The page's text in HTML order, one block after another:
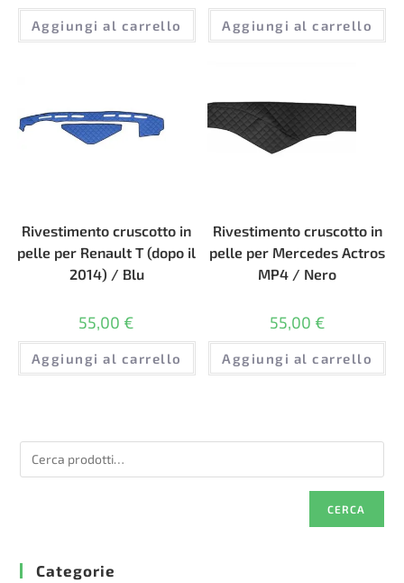
Aggiungi al carrello Aggiungi al carrello
Rivestimento cruscotto in
pelle per Renault T (dopo il
2014) / Blu
55,00 €
Aggiungi al carrello
Rivestimento cruscotto in
pelle per Mercedes Actros
MP4 / Nero
55,00 €
Aggiungi al carrello
CERCA
Categorie